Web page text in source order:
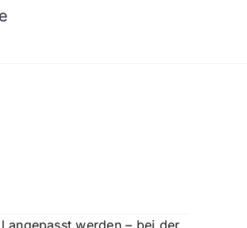
angepasst werden – bei der